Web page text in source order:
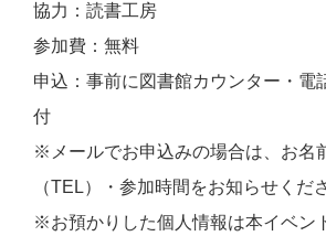
協力：読書工房
参加費：無料
申込：事前に図書館カウンター・電
付
※メールでお申込みの場合は、お名
（TEL）・参加時間をお知らせくだ
※お預かりした個人情報は本イベン